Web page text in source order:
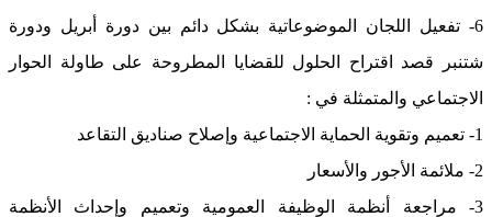
6- تفعيل اللجان الموضوعاتية بشكل دائم بين دورة أبريل ودورة
شتنبر قصد اقتراح الحلول للقضايا المطروحة على طاولة الحوار
الاجتماعي والمتمثلة في :
1- تعميم وتقوية الحماية الاجتماعية وإصلاح صناديق التقاعد
2- ملائمة الأجور والأسعار
3- مراجعة أنظمة الوظيفة العمومية وتعميم وإحداث الأنظمة